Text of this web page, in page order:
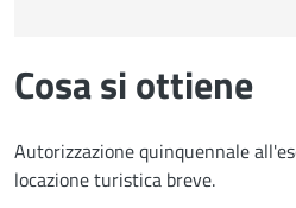
Cosa si ottiene
Autorizzazione quinquennale
locazione turistica breve.